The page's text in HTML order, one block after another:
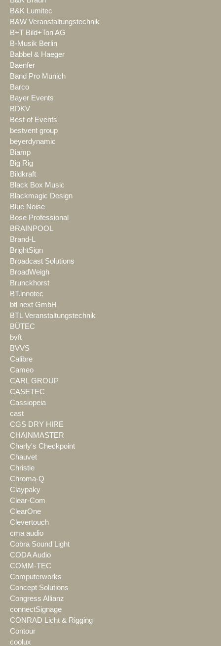
B&K Lumitec
B&W Veranstaltungstechnik
B+T Bild+Ton AG
B-Musik Berlin
Babbel & Haeger
Baenfer
Band Pro Munich
Barco
Bayer Events
BDKV
Best of Events
bestvent group
beyerdynamic
Biamp
Big Rig
Bildkraft
Black Box Music
Blackmagic Design
Blue Noise
Bose Professional
BRAINPOOL
Brand-L
BrightSign
Broadcast Solutions
BroadWeigh
Brunckhorst
BT.innotec
btl next GmbH
BTL Veranstaltungstechnik
BÜTEC
bvft
BVVS
Calibre
Cameo
CARL GROUP
CASETEC
Cassiopeia
cast
CGS DRY HIRE
CHAINMASTER
Charly's Checkpoint
Chauvet
Christie
Chroma-Q
Claypaky
Clear-Com
ClearOne
Clevertouch
cma audio
Cobra Sound Light
CODA Audio
COMM-TEC
Computerworks
Concept Solutions
Congress Allianz
connectSignage
CONRAD Licht & Rigging
Contour
coolux